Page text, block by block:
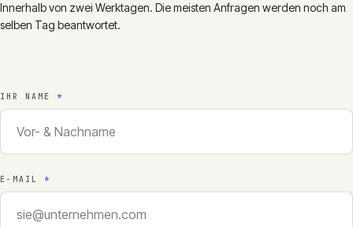
Innerhalb von zwei Werktagen. Die meisten Anfragen werden noch am
selben Tag beantwortet.
IHR NAME *
E-MAIL *